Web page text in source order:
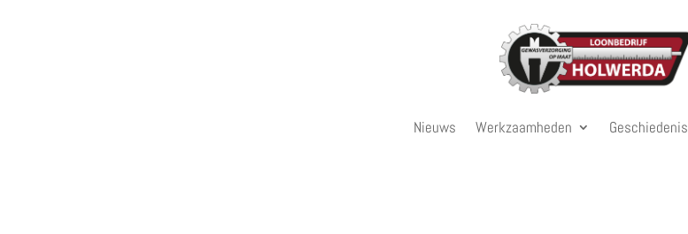
Nieuws Werkzaamheden Geschiedenis